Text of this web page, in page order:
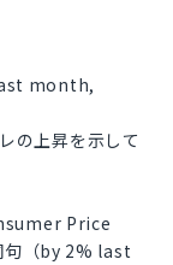
month,
の上昇を示して
Price
句（by 2% last